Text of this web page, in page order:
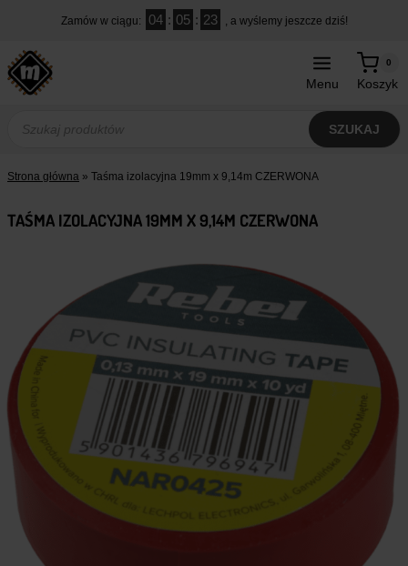
treści
Zamów w ciągu: 04 : 05 : 22 , a wyślemy jeszcze dziś!
Menu Koszyk
0
produktów
SZUKAJ
Strona główna » Taśma izolacyjna 19mm x 9,14m CZERWONA
TAŚMA IZOLACYJNA 19MM X 9,14M CZERWONA